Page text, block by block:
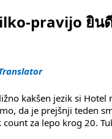
pravijo ยิน
kakšen jezik si
da je prejšnji teden
count za lepo krog 20.